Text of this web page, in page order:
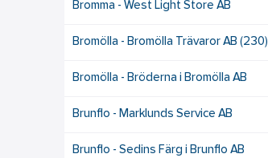
Bromma - West Light Store AB
Bromölla - Bromölla Trävaror AB (230)
Bromölla - Bröderna i Bromölla AB
Brunflo - Marklunds Service AB
Brunflo - Sedins Färg i Brunflo AB